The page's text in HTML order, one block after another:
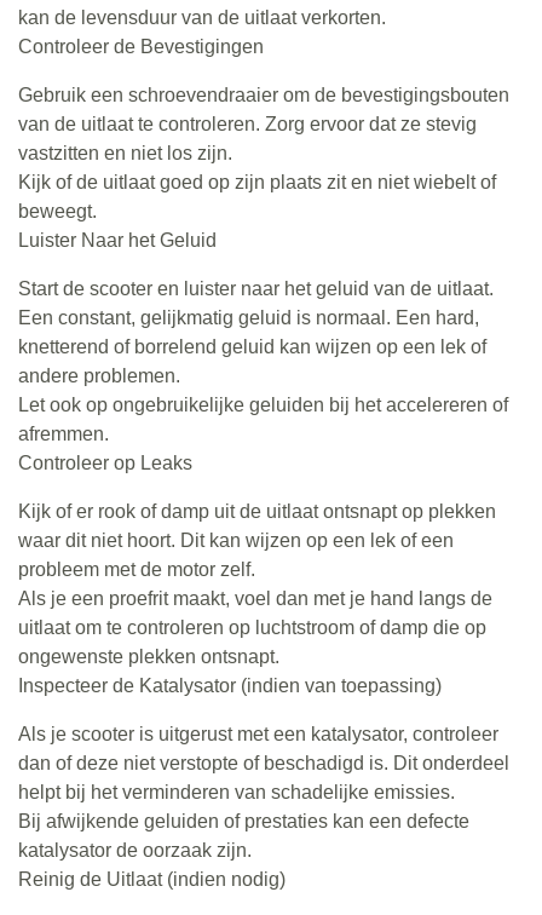
kan de levensduur van de uitlaat verkorten.
Controleer de Bevestigingen
Gebruik een schroevendraaier om de bevestigingsbouten
van de uitlaat te controleren. Zorg ervoor dat ze stevig
vastzitten en niet los zijn.
Kijk of de uitlaat goed op zijn plaats zit en niet wiebelt of
beweegt.
Luister Naar het Geluid
Start de scooter en luister naar het geluid van de uitlaat.
Een constant, gelijkmatig geluid is normaal. Een hard,
knetterend of borrelend geluid kan wijzen op een lek of
andere problemen.
Let ook op ongebruikelijke geluiden bij het accelereren of
afremmen.
Controleer op Leaks
Kijk of er rook of damp uit de uitlaat ontsnapt op plekken
waar dit niet hoort. Dit kan wijzen op een lek of een
probleem met de motor zelf.
Als je een proefrit maakt, voel dan met je hand langs de
uitlaat om te controleren op luchtstroom of damp die op
ongewenste plekken ontsnapt.
Inspecteer de Katalysator (indien van toepassing)
Als je scooter is uitgerust met een katalysator, controleer
dan of deze niet verstopte of beschadigd is. Dit onderdeel
helpt bij het verminderen van schadelijke emissies.
Bij afwijkende geluiden of prestaties kan een defecte
katalysator de oorzaak zijn.
Reinig de Uitlaat (indien nodig)